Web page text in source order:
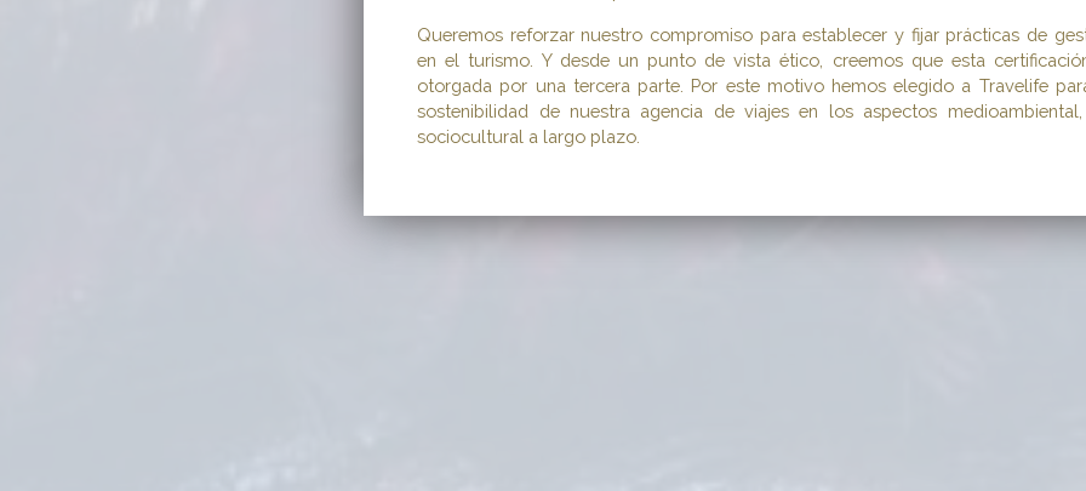
Queremos reforzar nuestro compromiso para establecer y fijar prácticas de
en el turismo. Y desde un punto de vista ético, creemos que esta
otorgada por una tercera parte. Por este motivo hemos elegido a Travelife
sostenibilidad de nuestra agencia de viajes en los aspectos
sociocultural a largo plazo.